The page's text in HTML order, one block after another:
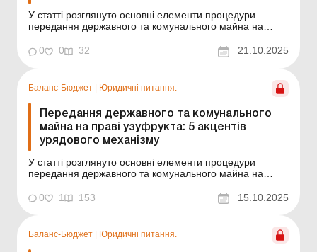
У статті розглянуто основні елементи процедури
передання державного та комунального майна на
2025 року Уряд затвердив новий порядок передання
державного та комунального майна – на праві
господа...
0 0 32 21.10.2025
Баланс-Бюджет | Юридичні питання.
Передання державного та комунального
майна на праві узуфрукта: 5 акцентів
урядового механізму
У статті розглянуто основні елементи процедури
передання державного та комунального майна на
передання державного та комунального майна – на
праві узуфрукта. Запровадження узуфрукта замість
управління забез...
0 1 153 15.10.2025
Баланс-Бюджет Юридичні питання.